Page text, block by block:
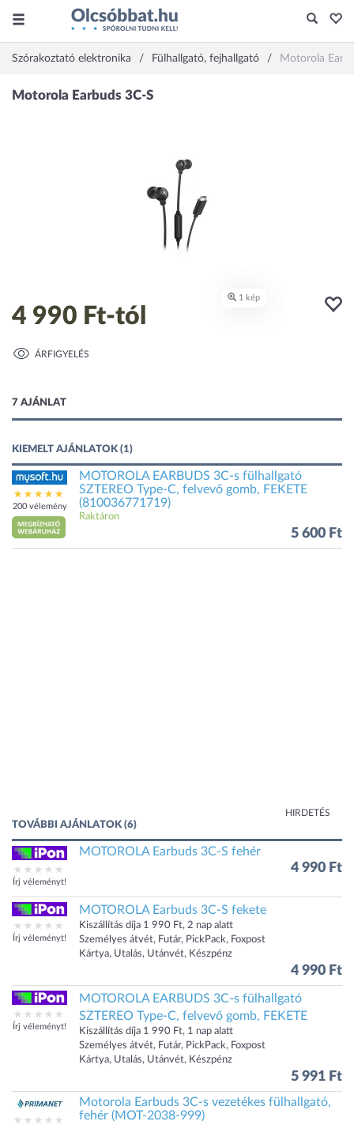
Szórakoztató elektronika Fülhallgató, fejhallgató Motorola
4 990 Ft-tól
ÁRFIGYELÉS
7 AJÁNLAT
KIEMELT AJÁNLATOK (1)
200 vélemény
MOTOROLA EARBUDS 3C-s fülhallgató
SZTEREO Type-C, felvevő gomb, FEKETE
(810036771719)
Raktáron
5 600 Ft
HIRDETÉS
TOVÁBBI AJÁNLATOK (6)
Írj véleményt!
MOTOROLA Earbuds 3C-S fehér
4 990 Ft
Írj véleményt!
MOTOROLA Earbuds 3C-S fekete
Kiszállítás díja 1 990 Ft, 2 nap alatt
Személyes átvét, Futár, PickPack, Foxpost
Kártya, Utalás, Utánvét, Készpénz
4 990 Ft
Írj véleményt!
MOTOROLA EARBUDS 3C-s fülhallgató
SZTEREO Type-C, felvevő gomb, FEKETE
Kiszállítás díja 1 990 Ft, 1 nap alatt
Személyes átvét, Futár, PickPack, Foxpost
Kártya, Utalás, Utánvét, Készpénz
5 991 Ft
Motorola Earbuds 3C-s vezetékes fülhallgató,
fehér (MOT-2038-999)